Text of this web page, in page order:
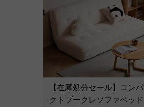
【在庫処分セール】コンパ
クトブークレソファベッド